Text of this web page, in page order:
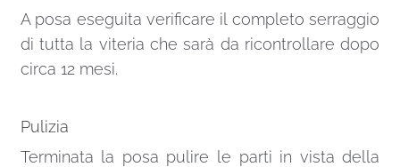
A posa eseguita verificare il completo serraggio
di tutta la viteria che sarà da ricontrollare dopo
circa 12 mesi.
Pulizia
Terminata la posa pulire le parti in vista della